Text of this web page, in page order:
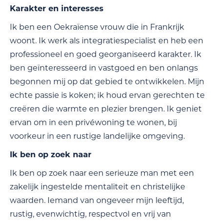
Karakter en interesses
Ik ben een Oekraïense vrouw die in Frankrijk
woont. Ik werk als integratiespecialist en heb een
professioneel en goed georganiseerd karakter. Ik
ben geïnteresseerd in vastgoed en ben onlangs
begonnen mij op dat gebied te ontwikkelen. Mijn
echte passie is koken; ik houd ervan gerechten te
creëren die warmte en plezier brengen. Ik geniet
ervan om in een privéwoning te wonen, bij
voorkeur in een rustige landelijke omgeving.
Ik ben op zoek naar
Ik ben op zoek naar een serieuze man met een
zakelijk ingestelde mentaliteit en christelijke
waarden. Iemand van ongeveer mijn leeftijd,
rustig, evenwichtig, respectvol en vrij van